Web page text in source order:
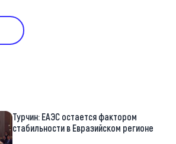
Турчин: ЕАЭС остается фактором
стабильности в Евразийском регионе